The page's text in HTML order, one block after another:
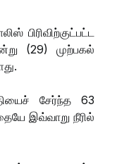
பிரிவிற்குட்பட்ட
(29) முற்பகல்
சேர்ந்த 63
இவ்வாறு நீரில்